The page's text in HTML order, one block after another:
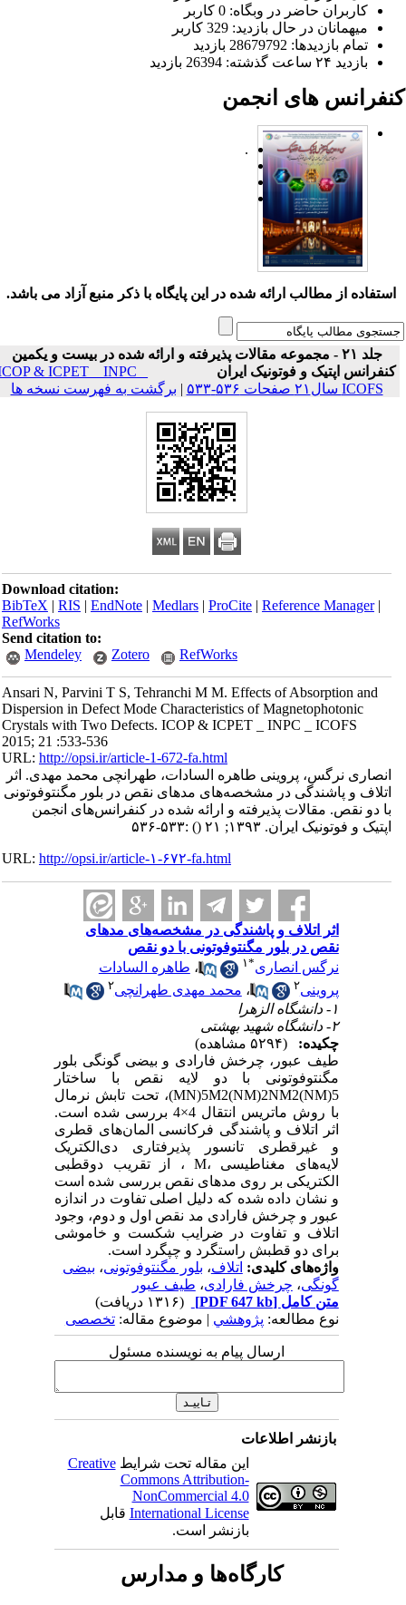
کاربران حاضر در وبگاه: 0 کاربر
میهمانان در حال بازدید: 329 کاربر
تمام بازدید‌ها: 28679792 بازدید
بازدید ۲۴ ساعت گذشته: 26394 بازدید
های انجمن
.
استفاده از مطالب ارائه شده در این پایگاه با ذکر منبع آزاد می باشد.
جلد ۲۱ - مجموعه مقالات پذیرفته و ارائه شده در بیست و یکمین
کنفرانس اپتیک و فوتونیک ایران
ICOP & ICPET _ INPC _
ICOFS سال۲۱ صفحات ۵۳۶-۵۳۳
|برگشت به فهرست نسخه ها
Download citation:
BibTeX|RIS|EndNote|Medlars|ProCite|Reference Manager
RefWorks
Send citation to:
Mendeley
Zotero RefWorks
Ansari N, Parvini T S, Tehranchi M M. Effects of Absorption and
Dispersion in Defect Mode Characteristics of Magnetophotonic
Crystals with Two Defects. ICOP & ICPET _ INPC _ ICOFS
2015; 21 :533-536
URL:http://opsi.ir/article-1-672-fa.html
انصاری نرگس، پروینی طاهره السادات، طهرانچی محمد مهدی. اثر
اتلاف و پاشندگی در مشخصه‌های مدهای نقص در بلور مگنتوفوتونی
با دو نقص. مقالات پذیرفته و ارائه شده در کنفرانس‌های انجمن
اپتیک و فوتونیک ایران. ۱۳۹۳; ۲۱
() :۵۳۳-۵۳۶
URL:http://opsi.ir/article-۱-۶۷۲-fa.html
اثر اتلاف و پاشندگی در مشخصه‌های مدهای
نقص در بلور مگنتوفوتونی با دو نقص
نرگس انصاری* ۱ ،طاهره السادات
پروینی
،محمد مهدی طهرانچی
چکیده:
طیف عبور، چرخش فارادی و بیضی گونگی بلور
مگنتوفوتونی با دو لایه نقص با ساختار
MN)5M2(NM)2NM2(NM)5)، تحت تابش نرمال
با روش ماتریس انتقال 4×4 بررسی شده است.
اثر اتلاف و پاشندگی فرکانسی المان‌های قطری
و غیرقطری تانسور پذیرفتاری دی‌الکتریک
لایه‌های مغناطیسی ،M ، از تقریب دوقطبی
الکتریکی بر روی مدهای نقص بررسی شده است
و نشان داده شده که دلیل اصلی تفاوت در اندازه
عبور و چرخش فارادی مد نقص اول و دوم، وجود
اتلاف و تفاوت در ضرایب شکست و خاموشی
برای دو قطبش راستگرد و چپگرد است.
واژه‌های کلیدی:اتلاف،بلور مگنتوفوتونی،بیضی
گونگی،چرخش فارادی،طیف عبور
متن کامل[PDF 647 kb]
نوع مطالعه:پژوهشي| موضوع مقاله:تخصصی
ارسال پیام به نویسنده مسئول
بازنشر اطلاعات
این مقاله تحت شرایطCreative
Commons Attribution-
NonCommercial 4.0
International Licenseقابل
بازنشر است.
کارگاه‌ها و مدارس